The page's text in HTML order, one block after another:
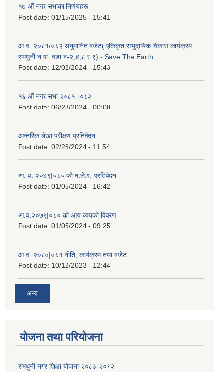
१७ औं नगर सभाका निर्णयहरू
Post date: 01/15/2025 - 15:41
आ.व. २०८१/०८२ अनुमानित बजेट( एकिकृत सामुदायिक विकास कार्यक्रम
रामधुनी न.पा. वडा नं-२,४,८ र ९) - Save The Earth
Post date: 12/02/2024 - 15:43
१६ औं नगर सभा २०८१।०८२
Post date: 06/28/2024 - 00:00
आन्तरिक लेखा परीक्षण प्रतिवेदन
Post date: 02/26/2024 - 11:54
आ. व. २०७९|०८० को म.ले.प. प्रतिवेदन
Post date: 01/05/2024 - 16:42
आ.व.२०७९|०८० को आय व्ययको विवरण
Post date: 01/05/2024 - 09:25
आ.व. २०८०|०८१ नीति, कार्यक्रम तथा बजेट
Post date: 10/12/2023 - 12:44
अन्य
योजना तथा परियोजना
रामधुनी नगर शिक्षा योजना २०८३-२०९२